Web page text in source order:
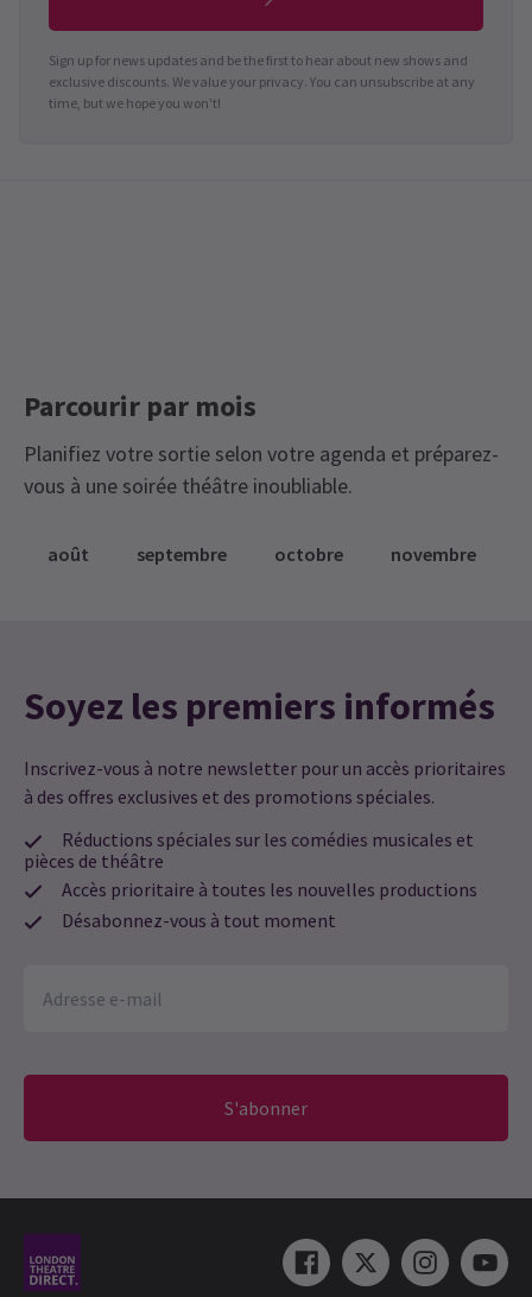
Sign up for news updates and be the first to hear about new shows and
exclusive discounts. We value your privacy. You can unsubscribe at any
time, but we hope you won't!
Parcourir par mois
Planifiez votre sortie selon votre agenda et préparez-
vous à une soirée théâtre inoubliable.
août septembre octobre novembre
Soyez les premiers informés
Inscrivez-vous à notre newsletter pour un accès prioritaires
à des offres exclusives et des promotions spéciales.
Réductions spéciales sur les comédies musicales et
pièces de théâtre
Accès prioritaire à toutes les nouvelles productions
Désabonnez-vous à tout moment
S'abonner